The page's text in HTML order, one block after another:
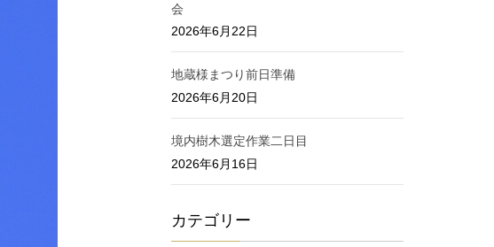
会
2026年6月22日
地蔵様まつり前日準備
2026年6月20日
境内樹木選定作業二日目
2026年6月16日
カテゴリー